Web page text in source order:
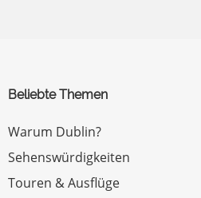
Beliebte Themen
Warum Dublin?
Sehenswürdigkeiten
Touren & Ausflüge